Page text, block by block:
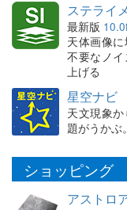
ステライ
最新版
天体画像に
不要なノ
上げる
星空ナビ
天文現象
題がうかぶ
ショッピング
アストロ